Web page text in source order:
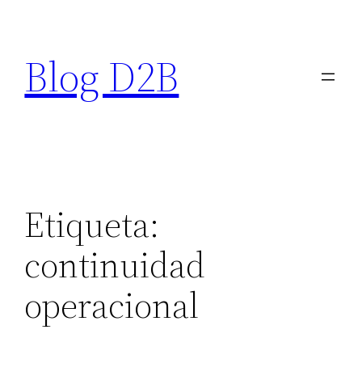
contenido
Blog D2B
Etiqueta:
continuidad
operacional